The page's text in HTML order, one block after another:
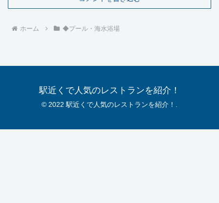
ホーム ◆プール・海水浴場
駅近くで人気のレストランを紹介！
© 2022 駅近くで人気のレストランを紹介！.